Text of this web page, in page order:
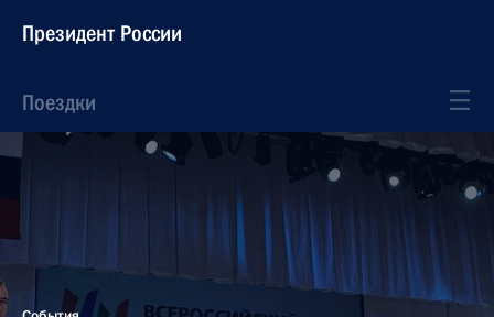
Президент России
Поездки